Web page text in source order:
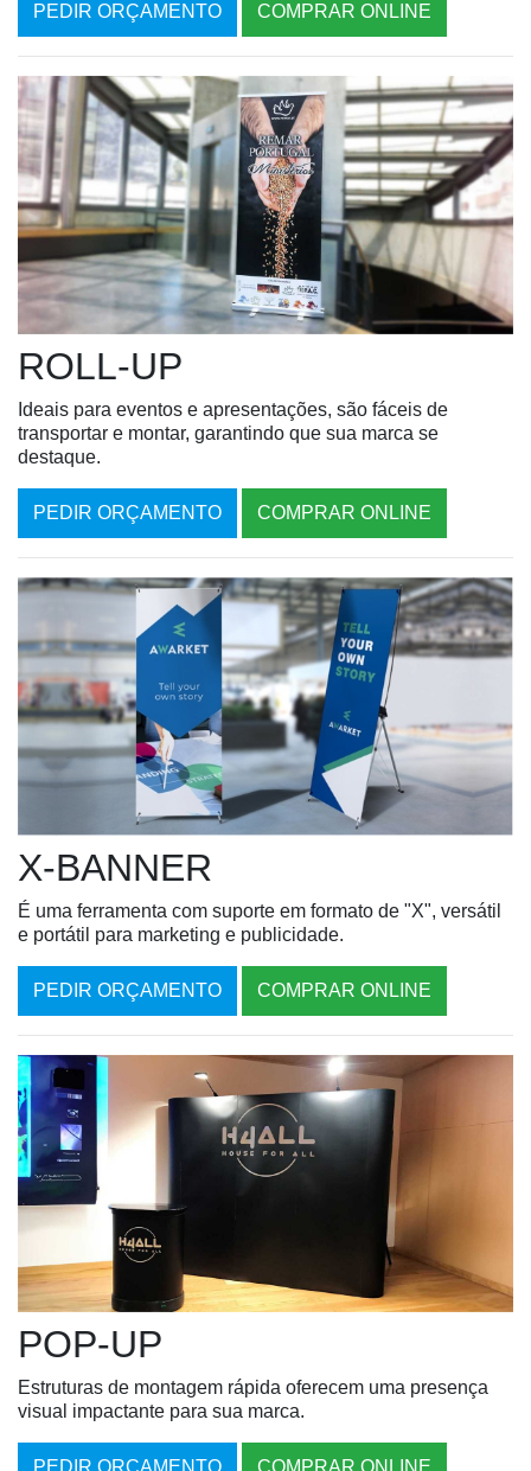
PEDIR ORÇAMENTO COMPRAR ONLINE
ROLL-UP
Ideais para eventos e apresentações, são fáceis de
transportar e montar, garantindo que sua marca se
destaque.
PEDIR ORÇAMENTO COMPRAR ONLINE
X-BANNER
É uma ferramenta com suporte em formato de "X", versátil
e portátil para marketing e publicidade.
PEDIR ORÇAMENTO COMPRAR ONLINE
POP-UP
Estruturas de montagem rápida oferecem uma presença
visual impactante para sua marca.
PEDIR ORÇAMENTO COMPRAR ONLINE